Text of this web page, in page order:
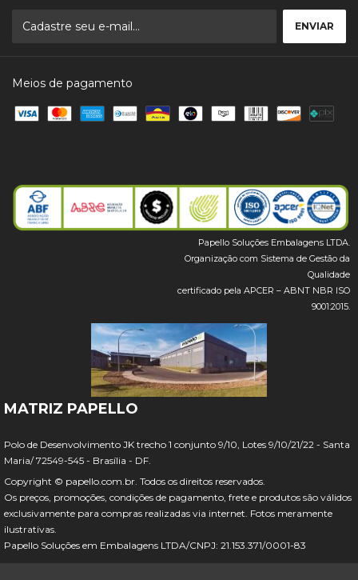
Meios de pagamento
Papello Soluções Embalagens LTDA.
Organização com Sistema de Gestão da
Qualidade
certificado pela APCER – ABNT NBR ISO
9001:2015.
MATRIZ PAPELLO
Polo de Desenvolvimento JK trecho 1 conjunto 9/10, Lotes 9/10/21/22 - Santa
Maria/ 72549-545 - Brasília - DF.
Copyright © papello.com.br. Todos os direitos reservados.
Os preços, promoções, condições de pagamento, frete e produtos são válidos
exclusivamente para compras realizadas via internet. Fotos meramente
ilustrativas.
Papello Soluções em Embalagens LTDA/CNPJ: 21.153.371/0001-83